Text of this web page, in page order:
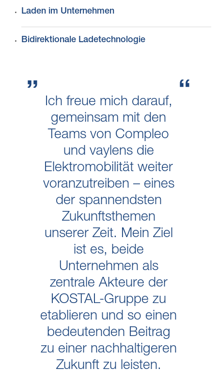
Laden im Unternehmen
Bidirektionale Ladetechnologie
Ich freue mich darauf,
gemeinsam mit den
Teams von Compleo
und vaylens die
Elektromobilität weiter
voranzutreiben – eines
der spannendsten
Zukunftsthemen
unserer Zeit. Mein Ziel
ist es, beide
Unternehmen als
zentrale Akteure der
KOSTAL-Gruppe zu
etablieren und so einen
bedeutenden Beitrag
zu einer nachhaltigeren
Zukunft zu leisten.